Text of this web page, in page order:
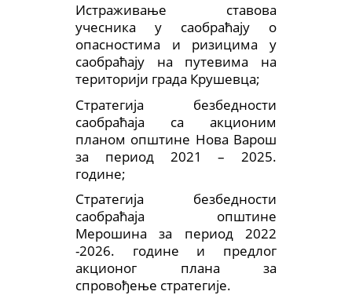
Истраживање ставова
учесника у саобраћају о
опасностима и ризицима у
саобраћају на путевима на
територији града Крушевца;
Стратегија безбедности
саобраћаја са акционим
планом општине Нова Варош
за период 2021 – 2025.
године;
Стратегија безбедности
саобраћаја општине
Мерошина за период 2022
-2026. године и предлог
акционог плана за
спровођење стратегије.